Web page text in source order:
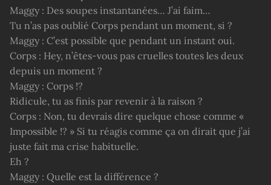
Maggy : Des soupes instantanées… J’ai faim…
Tu n’as pas oublié Corps pendant un moment, si ?
Maggy : C’est possible que pendant un instant oui.
Corps : Hey, n’êtes-vous pas cruelles toutes les deux
depuis un moment ?
Maggy : Corps !?
Ridicule, tu as finis par revenir à la raison ?
Corps : Non, tu devrais dire quelque chose comme «
Impossible !? » Si tu réagis comme ça on dirait que j’ai
juste fait ma crise habituelle.
Eh ?
Maggy : Quelle est la différence ?